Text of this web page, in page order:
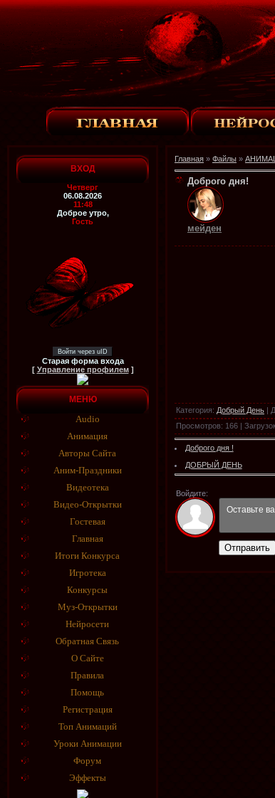
ВХОД
Четверг
06.08.2026
11:48
Доброе утро,
Гость
Войти через uID
Старая форма входа
[ Управление профилем]
МЕНЮ
Audio
Анимация
Авторы Сайта
Аним-Праздники
Видеотека
Видео-Открытки
Гостевая
Главная
Итоги Конкурса
Игротека
Конкурсы
Муз-Открытки
Нейросети
Обратная Связь
О Сайте
Правила
Помощь
Регистрация
Топ Анимаций
Уроки Анимации
Форум
Эффекты
Главная » Файлы »
Доброго дня!
мейден
Категория: Добрый День |
Просмотров: 166 |
Доброго дня !
ДОБРЫЙ ДЕНЬ
Войдите:
Отправить